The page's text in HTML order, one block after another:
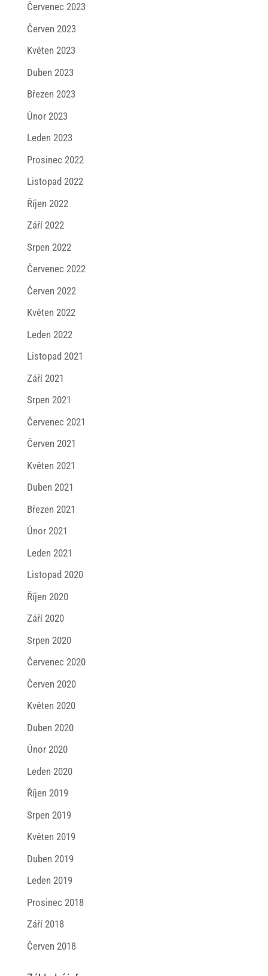
Červenec 2023
Červen 2023
Květen 2023
Duben 2023
Březen 2023
Únor 2023
Leden 2023
Prosinec 2022
Listopad 2022
Říjen 2022
Září 2022
Srpen 2022
Červenec 2022
Červen 2022
Květen 2022
Leden 2022
Listopad 2021
Září 2021
Srpen 2021
Červenec 2021
Červen 2021
Květen 2021
Duben 2021
Březen 2021
Únor 2021
Leden 2021
Listopad 2020
Říjen 2020
Září 2020
Srpen 2020
Červenec 2020
Červen 2020
Květen 2020
Duben 2020
Únor 2020
Leden 2020
Říjen 2019
Srpen 2019
Květen 2019
Duben 2019
Leden 2019
Prosinec 2018
Září 2018
Červen 2018